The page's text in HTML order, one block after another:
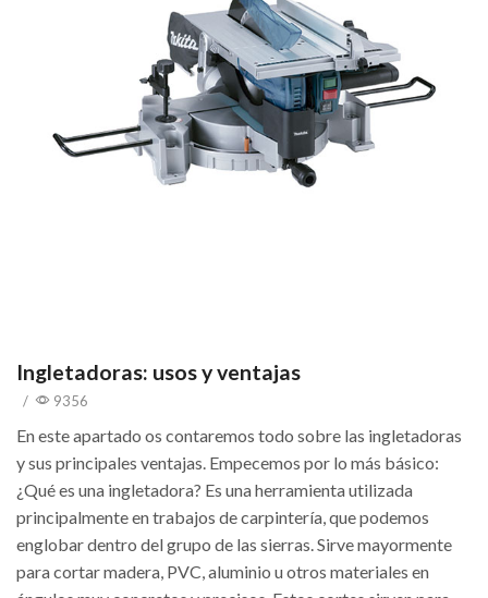
Ingletadoras: usos y ventajas
/ 9356
En este apartado os contaremos todo sobre las ingletadoras
y sus principales ventajas. Empecemos por lo más básico:
¿Qué es una ingletadora? Es una herramienta utilizada
principalmente en trabajos de carpintería, que podemos
englobar dentro del grupo de las sierras. Sirve mayormente
para cortar madera, PVC, aluminio u otros materiales en